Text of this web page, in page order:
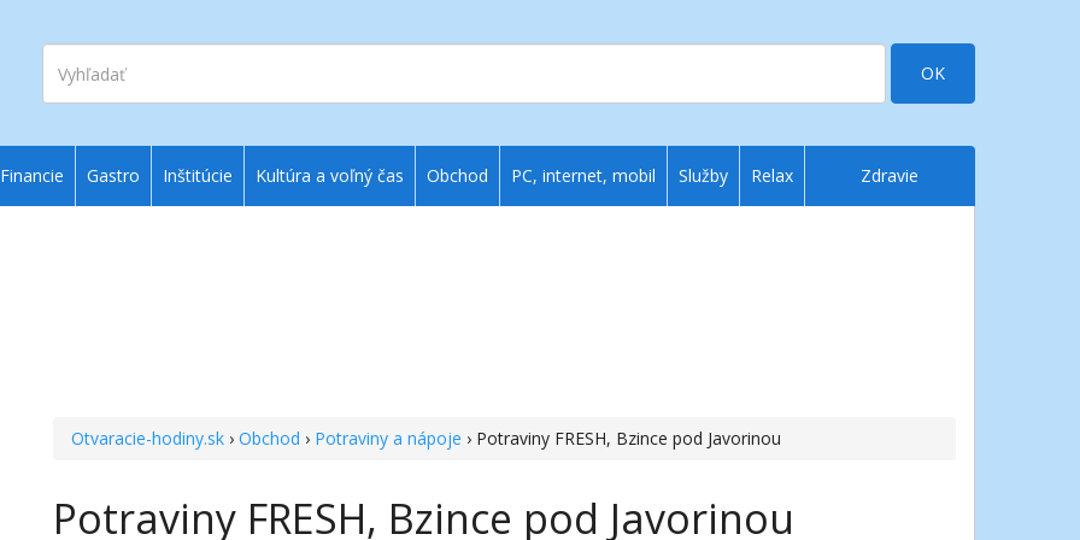
Vyhľadať
OK
Otvaracie-hodiny.sk ›Obchod › Potraviny a nápoje › Potraviny FRESH, Bzince pod Javorinou
Potraviny FRESH, Bzince pod Javorinou
Financie Gastro Inštitúcie Kultúra a voľný čas Obchod PC, internet, mobil Služby Relax Zdravie